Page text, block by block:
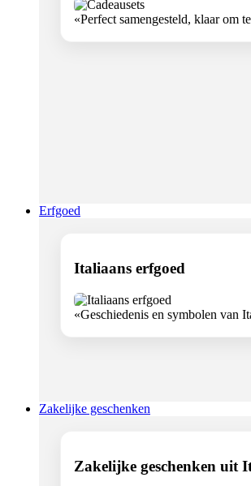
«Perfect samengesteld, klaar om
Erfgoed
Italiaans erfgoed
«Geschiedenis en symbolen van
Zakelijke geschenken
Zakelijke geschenken uit